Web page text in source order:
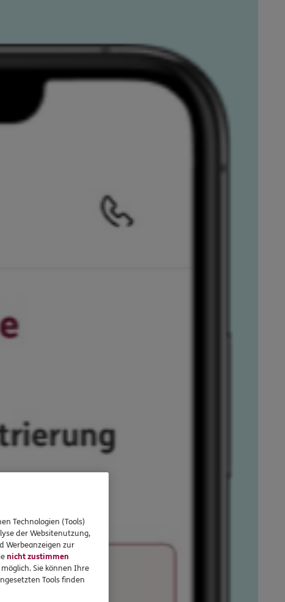
Technologien (Tools)
der Websitenutzung,
Werbeanzeigen zur
nicht zustimmen
Sie können Ihre
Tools finden